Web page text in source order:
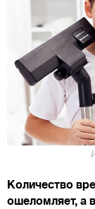
Количество
ошеломляет, а